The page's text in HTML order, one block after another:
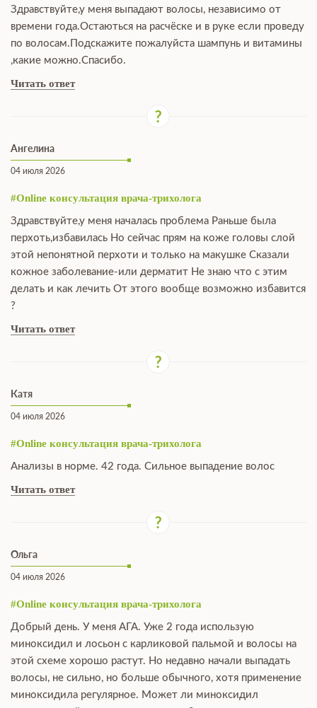
Здравствуйте,у меня выпадают волосы, независимо от
времени года.Остаються на расчёске и в руке если проведу
по волосам.Подскажите пожалуйста шампунь и витамины
,какие можно.Спасибо.
Читать ответ
Ангелина
04 июля 2026
#Online консультация врача-трихолога
Здравствуйте,у меня началась проблема Раньше была
перхоть,избавилась Но сейчас прям на коже головы слой
этой непонятной перхоти и только на макушке Сказали
кожное заболевание-или дерматит Не знаю что с этим
делать и как лечить От этого вообще возможно избавится
?
Читать ответ
Катя
04 июля 2026
#Online консультация врача-трихолога
Анализы в норме. 42 года. Сильное выпадение волос
Читать ответ
Ольга
04 июля 2026
#Online консультация врача-трихолога
Добрый день. У меня АГА. Уже 2 года использую
миноксидил и лосьон с карликовой пальмой и волосы на
этой схеме хорошо растут. Но недавно начали выпадать
волосы, не сильно, но больше обычного, хотя применение
миноксидила регулярное. Может ли миноксидил